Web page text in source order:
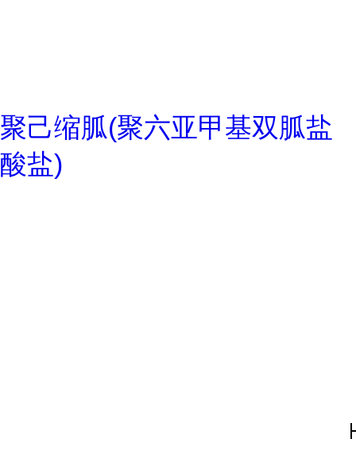
聚己缩胍(聚六亚甲基双胍盐
酸盐)